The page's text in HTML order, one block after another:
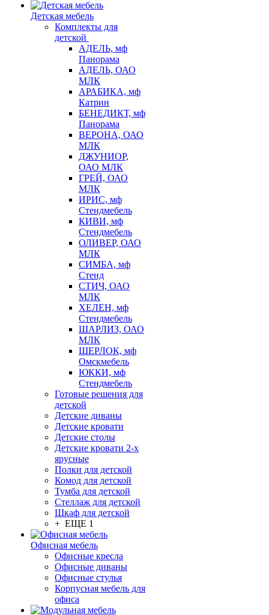
Детская мебель
Комплекты для
детской
АДЕЛЬ, мф
Панорама
АДЕЛЬ, ОАО
МЛК
АРАБИКА, мф
Катрин
БЕНЕДИКТ, мф
Панорама
ВЕРОНА, ОАО
МЛК
ДЖУНИОР,
ОАО МЛК
ГРЕЙ, ОАО
МЛК
ИРИС, мф
Стендмебель
КИВИ, мф
Стендмебель
ОЛИВЕР, ОАО
МЛК
СИМБА, мф
Стенд
СТИЧ, ОАО
МЛК
ХЕЛЕН, мф
Стендмебель
ШАРЛИЗ, ОАО
МЛК
ШЕРЛОК, мф
Омскмебель
ЮККИ, мф
Стендмебель
Готовые решения для
детской
Детские диваны
Детские кровати
Детские столы
Детские кровати 2-х
ярусные
Полки для детской
Комод для детской
Тумба для детской
Стеллаж для детской
Шкаф для детской
+ ЕЩЕ 1
Офисная мебель
Офисные кресла
Офисные диваны
Офисные стулья
Корпусная мебель для
офиса